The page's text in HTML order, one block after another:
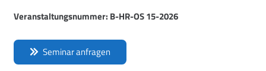
Veranstaltungsnummer: B-HR-OS 15-2026
Seminar anfragen